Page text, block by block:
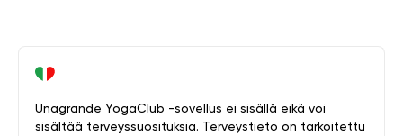
Unagrande YogaClub -sovellus ei sisällä eikä voi
sisältää terveyssuosituksia. Terveystieto on tarkoitettu